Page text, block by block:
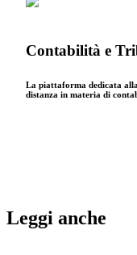
Contabilità e
La piattaforma dedicata
distanza in materia di
Leggi anche